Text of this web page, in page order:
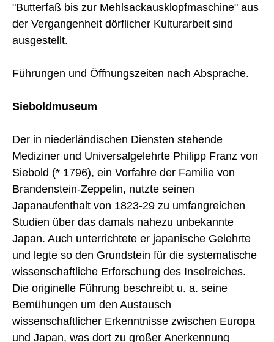
"Butterfaß bis zur Mehlsackausklopfmaschine" aus
der Vergangenheit dörflicher Kulturarbeit sind
ausgestellt.
Führungen und Öffnungszeiten nach Absprache.
Sieboldmuseum
Der in niederländischen Diensten stehende
Mediziner und Universalgelehrte Philipp Franz von
Siebold (* 1796), ein Vorfahre der Familie von
Brandenstein-Zeppelin, nutzte seinen
Japanaufenthalt von 1823-29 zu umfangreichen
Studien über das damals nahezu unbekannte
Japan. Auch unterrichtete er japanische Gelehrte
und legte so den Grundstein für die systematische
wissenschaftliche Erforschung des Inselreiches.
Die originelle Führung beschreibt u. a. seine
Bemühungen um den Austausch
wissenschaftlicher Erkenntnisse zwischen Europa
und Japan, was dort zu großer Anerkennung